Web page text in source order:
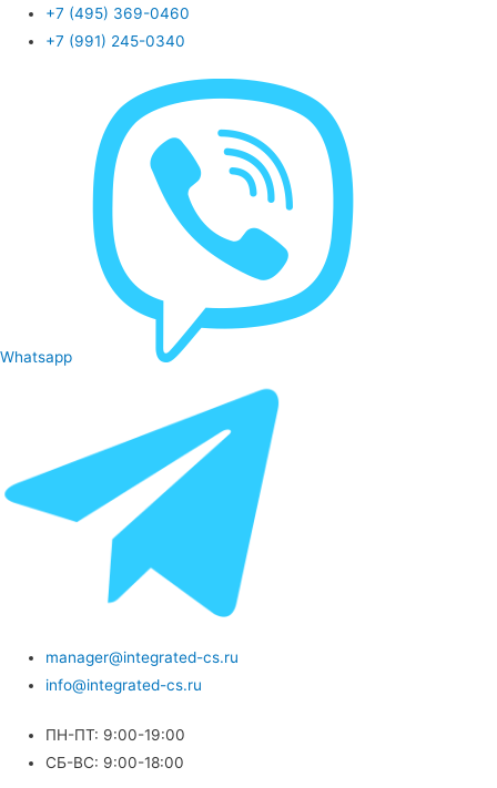
+7 (495) 369-0460
+7 (991) 245-0340
Whatsapp
manager@integrated-cs.ru
info@integrated-cs.ru
ПН-ПТ: 9:00-19:00
СБ-ВС: 9:00-18:00